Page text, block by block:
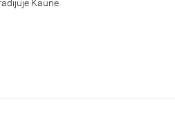
Kaune.